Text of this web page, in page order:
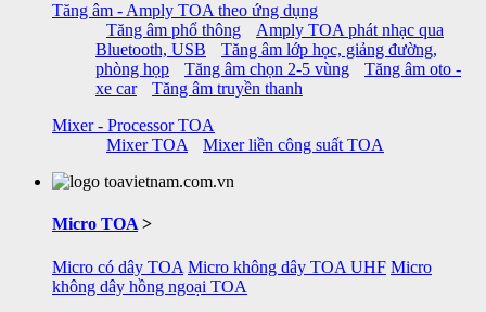
Tăng âm - Amply TOA theo ứng dụng
Tăng âm phổ thông
Amply TOA phát nhạc qua
Bluetooth, USB
Tăng âm lớp học, giảng đường,
phòng họp
Tăng âm chọn 2-5 vùng
Tăng âm oto -
xe car
Tăng âm truyền thanh
Mixer - Processor TOA
Mixer TOA
Mixer liền công suất TOA
Micro TOA >
Micro có dây TOA Micro không dây TOA UHF Micro
không dây hồng ngoại TOA